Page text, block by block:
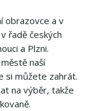
obrazovce a v
řadě českých
a Plzni.
naší
si můžete zahrát.
na výběr, takže